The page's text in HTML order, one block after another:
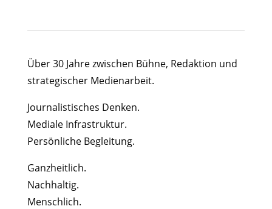
Über 30 Jahre zwischen Bühne, Redaktion und
strategischer Medienarbeit.
Journalistisches Denken.
Mediale Infrastruktur.
Persönliche Begleitung.
Ganzheitlich.
Nachhaltig.
Menschlich.